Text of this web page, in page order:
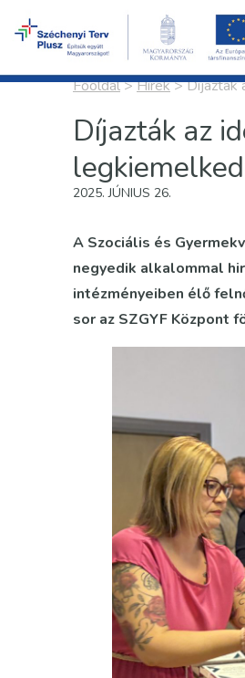
Főoldal>Hírek>Díjazták
Díjazták az
2025. JÚNIUS 26.
A Szociális és
negyedik alkalommal
intézményeiben élő
sor az SZGYF Központ